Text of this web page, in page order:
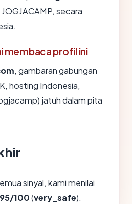
secara
membaca profil ini
, gambaran gabungan
hosting Indonesia,
jatuh dalam pita
sinyal, kami menilai
95/100(very_safe).